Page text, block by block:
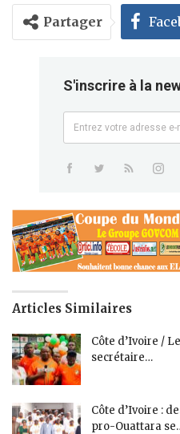
Partager
S'inscrire à la
Articles Similaires
Côte d’Ivoire /
secrétaire…
Côte d’Ivoire :
pro-Ouattara